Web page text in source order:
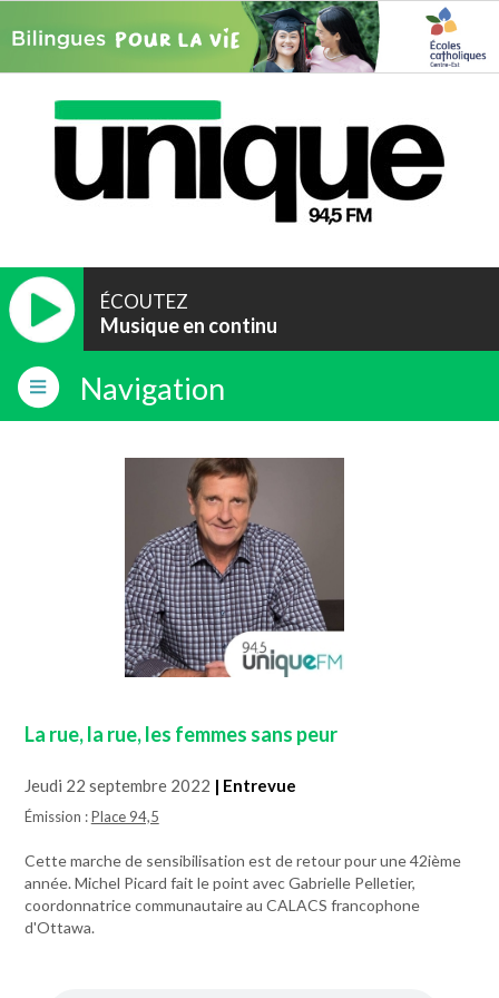
ÉCOUTEZ
Musique en continu
Navigation
La rue, la rue, les femmes sans peur
Jeudi 22 septembre 2022 | Entrevue
Émission :Place 94,5
Cette marche de sensibilisation est de retour pour une 42ième
année. Michel Picard fait le point avec Gabrielle Pelletier,
coordonnatrice communautaire au CALACS francophone
d'Ottawa.